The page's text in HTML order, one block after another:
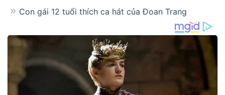
Con gái 12 tuổi thích ca hát của Đoan Trang